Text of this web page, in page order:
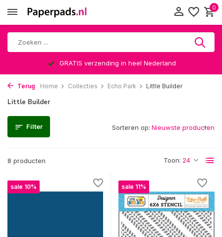
0
GRATIS verzending in heel Nederland
Terug Home Collecties Echo Park Little Builder
Little Builder
Filter
8 producten Toon:
Sorteren op:
sale 10% sale 11%